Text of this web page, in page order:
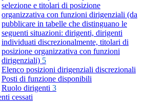
selezione e titolari di posizione
organizzativa con funzioni dirigenziali (da
pubblicare in tabelle che distinguano le
seguenti situazioni: dirigenti, dirigenti
individuati discrezionalmente, titolari di
posizione organizzativa con funzioni
dirigenziali) 5
Elenco posizioni dirigenziali discrezionali
Posti di funzione disponibili
Ruolo dirigenti 3
cessati